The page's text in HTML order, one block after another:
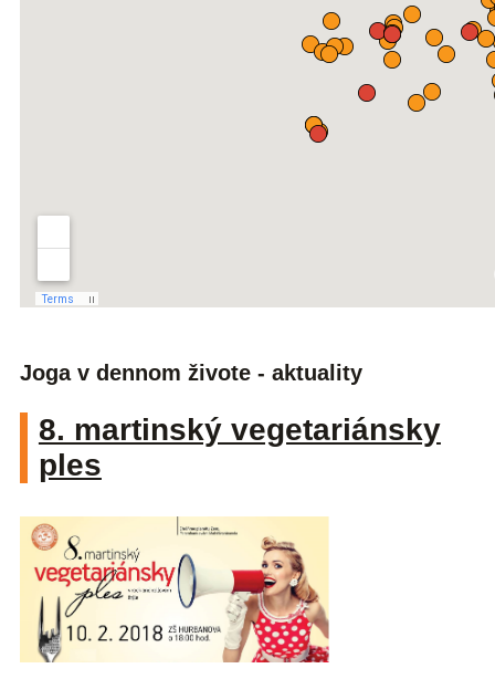
Joga v dennom živote - aktuality
8. martinský vegetariánsky
ples